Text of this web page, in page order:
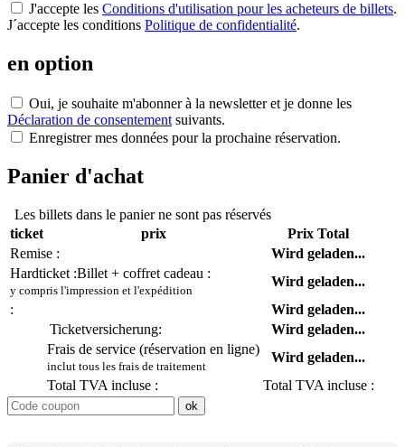
J'accepte les Conditions d'utilisation pour les acheteurs de billets.
J´accepte les conditions Politique de confidentialité.
en option
Oui, je souhaite m'abonner à la newsletter et je donne les
Déclaration de consentement suivants.
Enregistrer mes données pour la prochaine réservation.
Panier d'achat
Les billets dans le panier ne sont pas réservés
ticket
prix
Prix Total
Remise :
Wird geladen...
Hardticket :Billet + coffret cadeau :
y compris l'impression et l'expédition
Wird geladen...
:
Wird geladen...
Ticketversicherung:
Wird geladen...
Frais de service (réservation en ligne)
inclut tous les frais de traitement
Wird geladen...
Total TVA incluse :
Total TVA incluse :